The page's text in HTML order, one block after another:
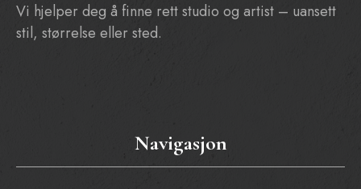
Vi hjelper deg å finne rett studio og artist – uansett
stil, størrelse eller sted.
Navigasjon